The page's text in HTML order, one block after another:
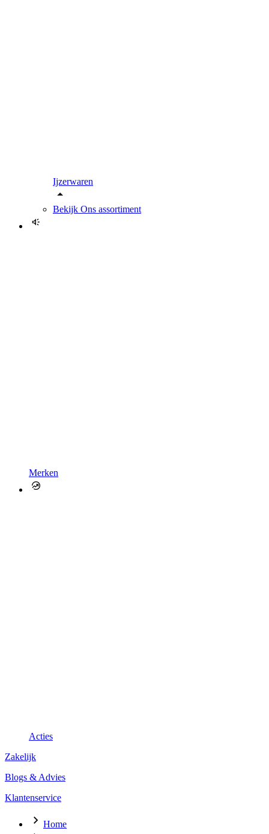
Ijzerwaren
Bekijk Ons assortiment
Merken
Acties
Zakelijk
Blogs & Advies
Klantenservice
Home